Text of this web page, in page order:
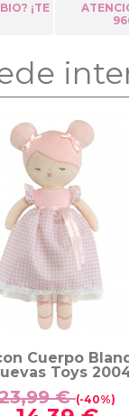
¡TE
Cuerpo
Toys
€(-40%)